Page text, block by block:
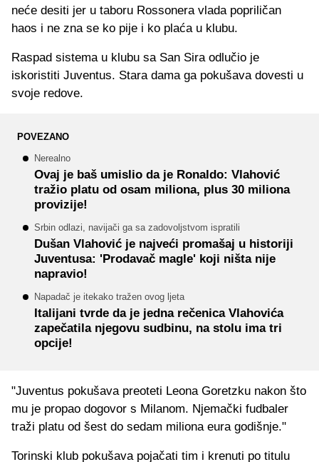
neće desiti jer u taboru Rossonera vlada popriličan
haos i ne zna se ko pije i ko plaća u klubu.
Raspad sistema u klubu sa San Sira odlučio je
iskoristiti Juventus. Stara dama ga pokušava dovesti u
svoje redove.
POVEZANO
Nerealno
Ovaj je baš umislio da je Ronaldo: Vlahović
tražio platu od osam miliona, plus 30 miliona
provizije!
Srbin odlazi, navijači ga sa zadovoljstvom ispratili
Dušan Vlahović je najveći promašaj u historiji
Juventusa: 'Prodavač magle' koji ništa nije
napravio!
Napadač je itekako tražen ovog ljeta
Italijani tvrde da je jedna rečenica Vlahovića
zapečatila njegovu sudbinu, na stolu ima tri
opcije!
"Juventus pokušava preoteti Leona Goretzku nakon što
mu je propao dogovor s Milanom. Njemački fudbaler
traži platu od šest do sedam miliona eura godišnje."
Torinski klub pokušava pojačati tim i krenuti po titulu